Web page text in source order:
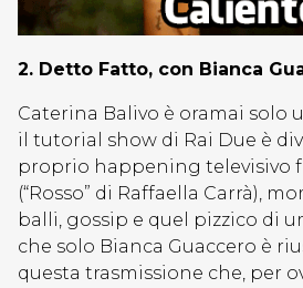
2. Detto Fatto, con Bianca
Caterina Balivo è oramai solo
il tutorial show di Rai Due è
proprio happening televisivo
(“Rosso” di Raffaella Carrà),
balli, gossip e quel pizzico di
che solo Bianca Guaccero è
questa trasmissione che, per